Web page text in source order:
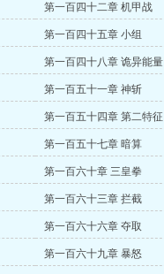
第一百四十二章 机甲战
第一百四十五章 小组
第一百四十八章 诡异能量
第一百五十一章 神斩
第一百五十四章 第二特征
第一百五十七章 暗算
第一百六十章 三皇拳
第一百六十三章 拦截
第一百六十六章 夺取
第一百六十九章 暴怒